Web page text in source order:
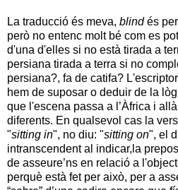
La traducció és meva, blindés
però no entenc molt bé com es
d'una d'elles si no està tirada a
persiana tirada a terra si no
persiana?, fa de catifa?
hem de suposar o deduir de la
que l'escena passa a l’Àfrica i
diferents. En qualsevol cas la
"sitting in", no diu: "sitting on", el
intranscendent al indicar,la
de asseure’ns en relació a
perquè està fet per això, per a